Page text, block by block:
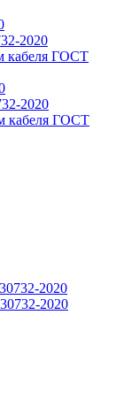
2020
ГОСТ
2020
ГОСТ
2020
2020